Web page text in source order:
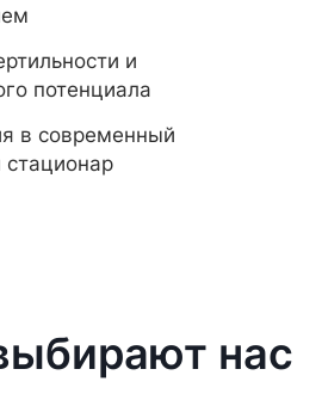
и
потенциала
в современный
стационар
нас